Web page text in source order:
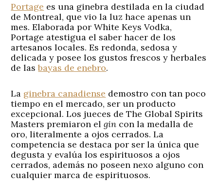
Portage es una ginebra destilada en la ciudad
de Montreal, que vio la luz hace apenas un
mes. Elaborada por White Keys Vodka,
Portage atestigua el saber hacer de los
artesanos locales. Es redonda, sedosa y
delicada y posee los gustos frescos y herbales
de lasbayas de enebro.
La ginebra canadiense demostro con tan poco
tiempo en el mercado, ser un producto
excepcional. Los jueces de The Global Spirits
Masters premiaron elgin con la medalla de
oro, literalmente a ojos cerrados. La
competencia se destaca por ser la única que
degusta y evalúa los espirituosos a ojos
cerrados, además no poseen nexo alguno con
cualquier marca de espirituosos.